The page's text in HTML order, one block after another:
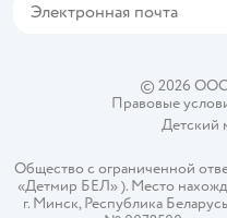
© 2026
Правовые
Детский
Общество с ограниченной
«Детмир БЕЛ» ). Место
г. Минск, Республика